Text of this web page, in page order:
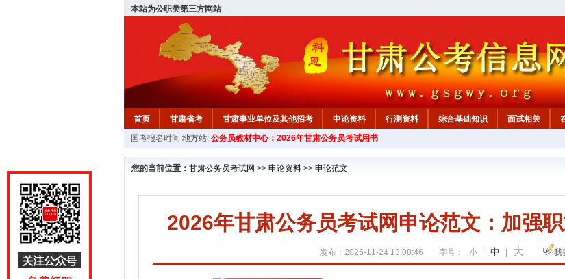
本站为公职类第三方网站
首页 甘肃省考 甘肃事业单位及其他招考 申论资料 行测资料 综合基础知识 面试相关
国考报名时间 地方站: 公务员教材中心：2026年甘肃公务员考试用书
您的当前位置： 甘肃公务员考试网 >> 申论资料 >> 申论范文
2026年甘肃公务员考试网申论范文：加强
发布：2025-11-24 13:08:46 字号： 小 中 大 我